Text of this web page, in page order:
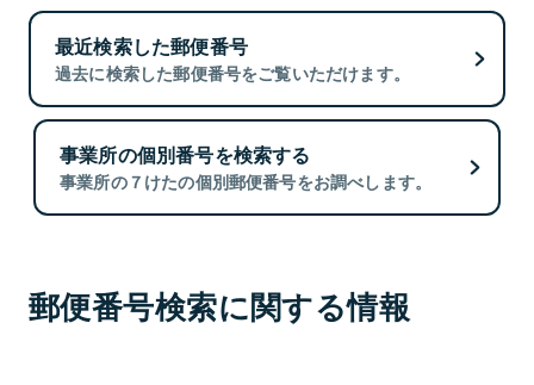
最近検索した郵便番号
過去に検索した郵便番号をご覧いただけます。
事業所の個別番号を検索する
事業所の７けたの個別郵便番号をお調べします。
郵便番号検索に関する情報